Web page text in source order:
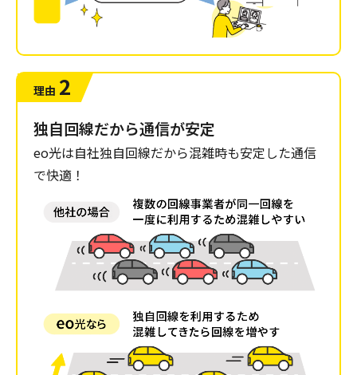
理由 2
独自回線だから通信が安定
eo光は自社独自回線だから混雑時も安定した通信
で快適！